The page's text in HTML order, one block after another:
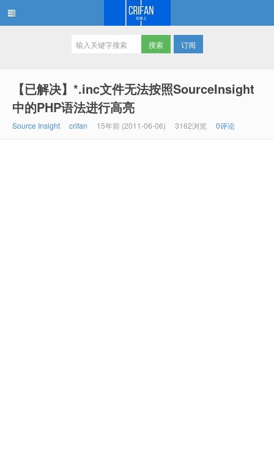
订阅
【已解决】*.inc文件无法按照SourceInsight
中的PHP语法进行高亮
Source Insight crifan 15年前 (2011-06-06) 3162浏览 0评论